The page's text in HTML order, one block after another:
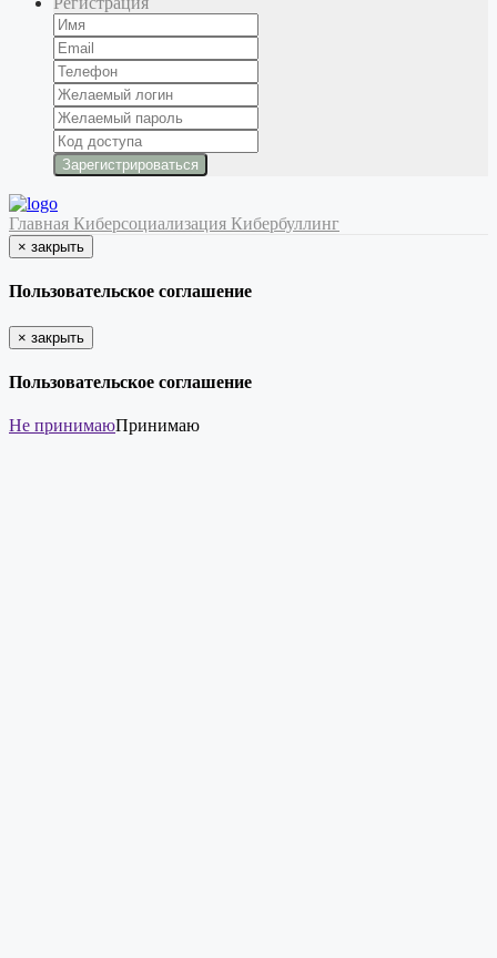
Главная Киберсоциализация Кибербуллинг
× закрыть
Пользовательское соглашение
× закрыть
Пользовательское соглашение
Не принимаюПринимаю